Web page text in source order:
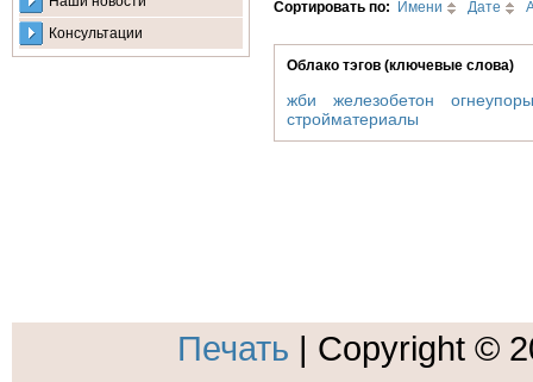
Консультации
Сортировать по: Имени Дате
Облако тэгов (ключевые слова)
жби железобетон
стройматериалы
Печать | Copyright ©